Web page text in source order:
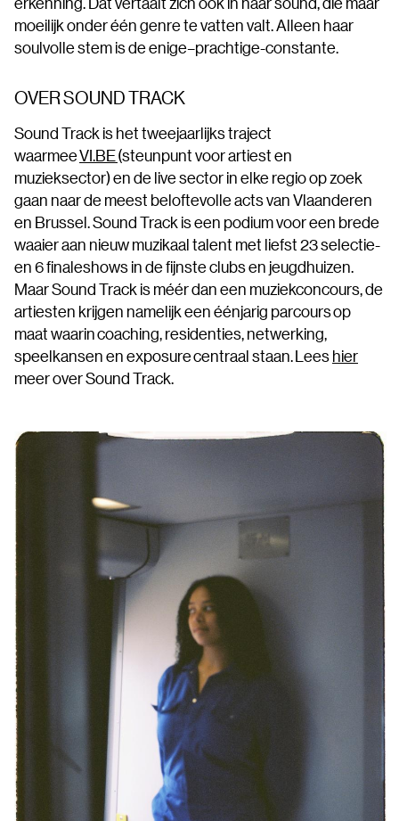
moeilijk onder één genre te vatten valt. Alleen haar
soulvolle stem is de enige–prachtige-constante.
OVER SOUND TRACK
Sound Track is het tweejaarlijks traject
waarmeeVI.BE(steunpunt voor artiest en
muzieksector) en de live sector in elke regio op zoek
gaan naar de meest beloftevolle acts van Vlaanderen
en Brussel. Sound Track is een podium voor een brede
waaier aan nieuw muzikaal talent met liefst 23 selectie-
en 6 finaleshows in de fijnste clubs en jeugdhuizen.
Maar Sound Track is méér dan een muziekconcours, de
artiesten krijgen namelijk een éénjarig parcours op
maat waarin coaching, residenties, netwerking,
speelkansen en exposure centraal staan. Leeshier
meer over Sound Track.